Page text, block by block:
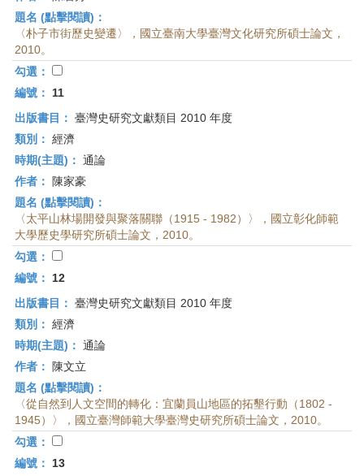
題名 (點擊閱讀)：
〈朴子市街歷史變遷〉，國立臺南大學臺灣文化研究所碩士論文，
2010。
勾選：
編號：
11
出版書目： 臺灣史研究文獻類目 2010 年度
類別： 經濟
時期(主題)： 通論
作者：
陳家豪
題名 (點擊閱讀)：
〈太平山林場開發與聚落關聯（1915 - 1982）〉，國立彰化師範
大學歷史學研究所碩士論文，2010。
勾選：
編號：
12
出版書目： 臺灣史研究文獻類目 2010 年度
類別： 經濟
時期(主題)： 通論
作者：
陳文立
題名 (點擊閱讀)：
〈從自然到人文空間的轉化：宜蘭員山地區的拓墾行動（1802 -
1945）〉，國立臺灣師範大學臺灣史研究所碩士論文，2010。
勾選：
編號：
13